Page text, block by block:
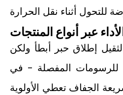
عبر أنواع المنتجات
إطلاق حبر أبطأ ولكن
للرسومات المفصلة - في
الجفاف تعطي الأولوية